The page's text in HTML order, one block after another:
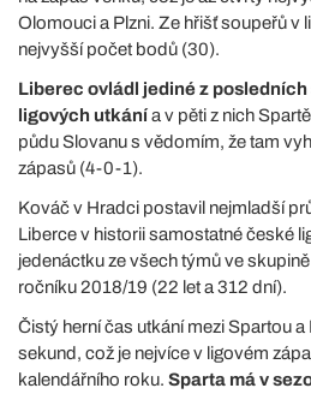
Olomouci a Plzni. Ze hřišť soupeřů v
nejvyšší počet bodů (30).
Liberec ovládl jediné z
ligových utkánía v pěti z nich
půdu Slovanu s vědomím, že tam
zápasů (4-0-1).
Kováč v Hradci postavil nejmladší
Liberce v historii samostatné české
jedenáctku ze všech týmů ve
ročníku 2018/19 (22 let a 312 dní).
Čistý herní čas utkání mezi Spartou a
sekund, což je nejvíce v ligovém
kalendářního roku. Sparta má v